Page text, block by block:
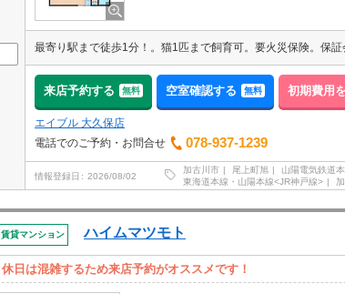
来店予約する 無料 空室確認する 無料 初期費用
エイブル 大久保店
電話でのご予約・お問合せ
078-937-1239
情報登録日 2026/08/02
加古川市 尾上町旭 山陽電気鉄道
東海道本線・山陽本線<JR神戸線>
賃貸マンション ハイムマツモト
休日は混雑するため来店予約がオススメです！